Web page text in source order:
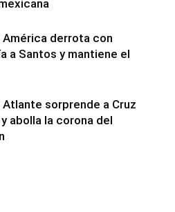
América derrota con
a Santos y mantiene el
Atlante sorprende a Cruz
abolla la corona del